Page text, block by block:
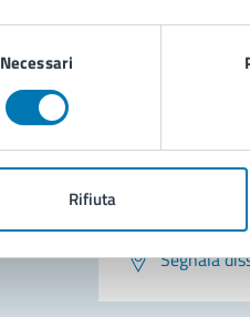
Necessari
Rifiuta
Leggi le
Richiedi
Prenota
Segnala